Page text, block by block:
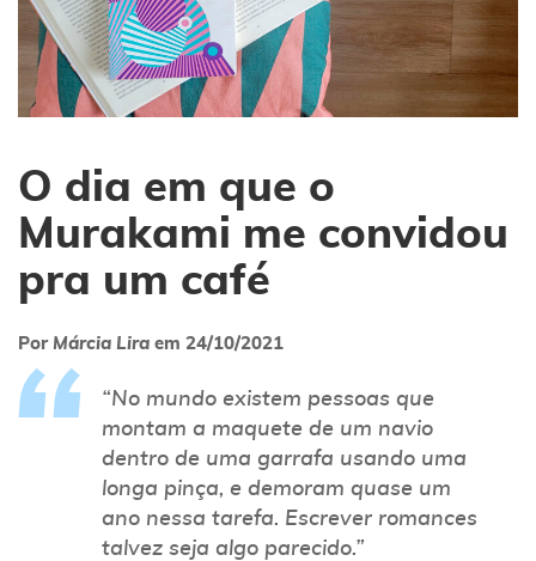
O dia em que o
Murakami me convidou
pra um café
Por Márcia Lira em 24/10/2021
“No mundo existem pessoas que
montam a maquete de um navio
dentro de uma garrafa usando uma
longa pinça, e demoram quase um
ano nessa tarefa. Escrever romances
talvez seja algo parecido.”